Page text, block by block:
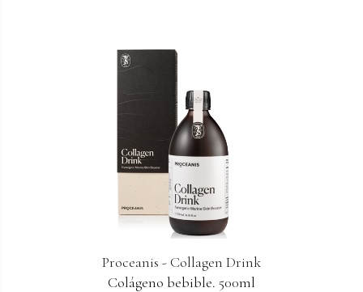
Proceanis - Collagen Drink
Colágeno bebible. 500ml